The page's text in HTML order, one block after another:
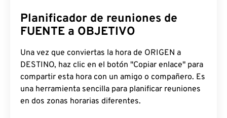
Planificador de reuniones de
FUENTE a OBJETIVO
Una vez que conviertas la hora de ORIGEN a
DESTINO, haz clic en el botón "Copiar enlace" para
compartir esta hora con un amigo o compañero. Es
una herramienta sencilla para planificar reuniones
en dos zonas horarias diferentes.